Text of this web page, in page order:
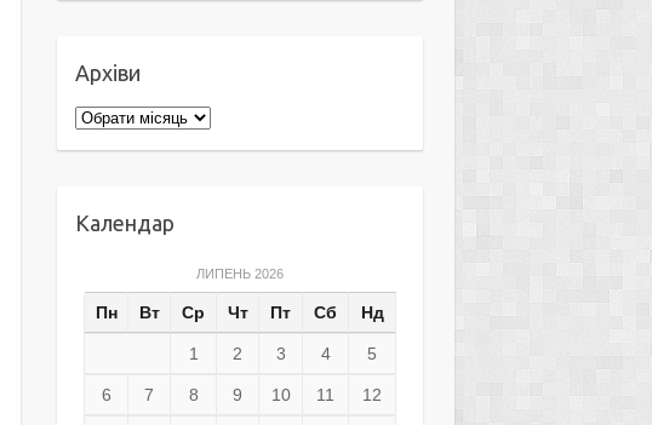
Архіви
Архіви
Календар
ЛИПЕНЬ 2026
Пн Вт Ср Чт Пт Сб Нд
1 2 3 4 5
6 7 8 9 10 11 12